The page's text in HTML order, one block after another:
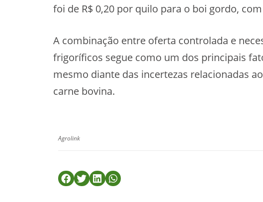
foi de R$ 0,20 por quilo para o boi gordo,
A combinação entre oferta controlada e
frigoríficos segue como um dos principais
mesmo diante das incertezas relacionadas
carne bovina.
Agrolink